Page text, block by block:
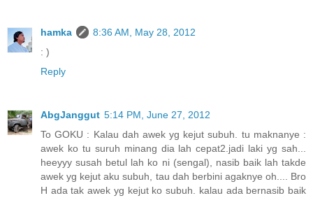
hamka
8:36 AM, May 28, 2012
: )
Reply
AbgJanggut 5:14 PM, June 27, 2012
To GOKU : Kalau dah awek yg kejut subuh. tu maknanye :
awek ko tu suruh minang dia lah cepat2.jadi laki yg sah...
heeyyy susah betul lah ko ni (sengal), nasib baik lah takde
awek yg kejut aku subuh, tau dah berbini agaknye oh.... Bro
H ada tak awek yg kejut ko subuh. kalau ada bernasib baik